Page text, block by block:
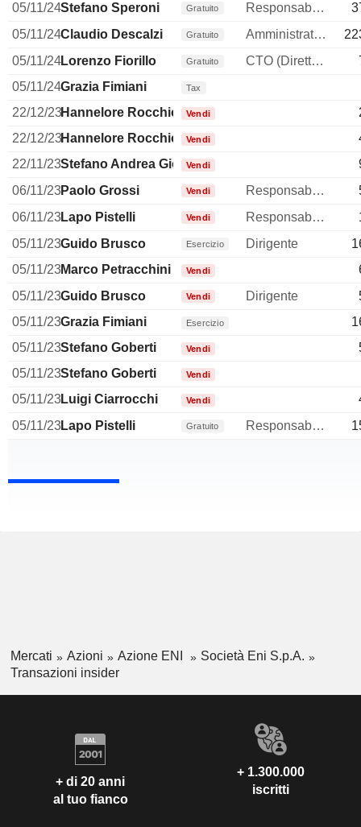
05/11/24Stefano Speroni Gratuito Responsabile affari legali
05/11/24Claudio Descalzi Gratuito Amministratore delegato
05/11/24Lorenzo Fiorillo Gratuito CTO (Direttore tecnico)
05/11/24Grazia Fimiani Tax
22/12/23Hannelore Rocchio Vendi
22/12/23Hannelore Rocchio Vendi
22/11/23Stefano Andrea Giovanni Speroni
Vendi
06/11/23Paolo Grossi Vendi Responsable ventes & marketing
06/11/23Lapo Pistelli Vendi Responsabile della comunicazione
05/11/23Guido Brusco Esercizio Dirigente
05/11/23Marco Petracchini Vendi
05/11/23Guido Brusco Vendi Dirigente
05/11/23Grazia Fimiani Esercizio
05/11/23Stefano Goberti Vendi
05/11/23Stefano Goberti Vendi
05/11/23Luigi Ciarrocchi Vendi
05/11/23Lapo Pistelli Gratuito Responsabile della comunicazione
Mercati Azioni Azione ENI
Società Eni S.p.A.
Transazioni insider
+ di 20 anni
al tuo fianco
+ 1.300.000
iscritti